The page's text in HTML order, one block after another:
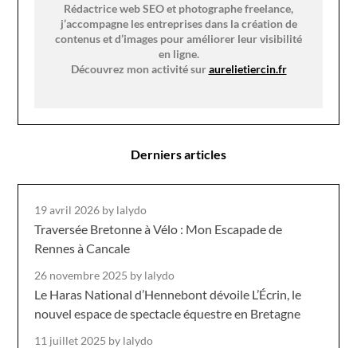
Rédactrice web SEO et photographe freelance,
j’accompagne les entreprises dans la création de
contenus et d’images pour améliorer leur visibilité
en ligne.
Découvrez mon activité suraurelietiercin.fr
Derniers articles
19 avril 2026 by lalydo
Traversée Bretonne à Vélo : Mon Escapade de
Rennes à Cancale
26 novembre 2025 by lalydo
Le Haras National d’Hennebont dévoile L’Écrin, le
nouvel espace de spectacle équestre en Bretagne
11 juillet 2025 by lalydo